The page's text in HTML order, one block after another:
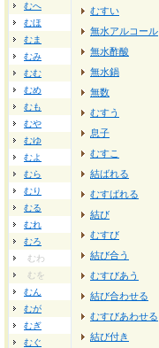
むへ
むほ
むま
むみ
むむ
むめ
むも
むや
むゆ
むよ
むら
むり
むる
むれ
むろ
むわ
むを
むん
むが
むぎ
むぐ
むすい
無水アルコール
無水酢酸
無水鍋
無数
むすう
息子
むすこ
結ばれる
むすばれる
結び
むすび
結び合う
むすびあう
結び合わせる
むすびあわせる
結び付き